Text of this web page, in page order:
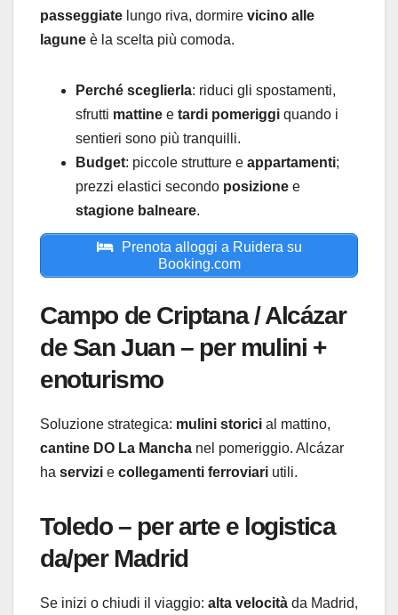
passeggiate lungo riva, dormire vicino alle
lagune è la scelta più comoda.
Perché sceglierla: riduci gli spostamenti,
sfrutti mattine e tardi pomeriggi quando i
sentieri sono più tranquilli.
Budget: piccole strutture e appartamenti;
prezzi elastici secondo posizione e
stagione balneare.
Prenota alloggi a Ruidera su
Booking.com
Campo de Criptana / Alcázar
de San Juan – per mulini +
enoturismo
Soluzione strategica: mulini storici al mattino,
cantine DO La Mancha nel pomeriggio. Alcázar
ha servizi e collegamenti ferroviari utili.
Toledo – per arte e logistica
da/per Madrid
Se inizi o chiudi il viaggio: alta velocità da Madrid,